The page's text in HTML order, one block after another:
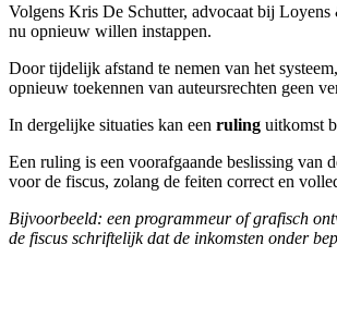
Volgens Kris De Schutter, advocaat bij
nu opnieuw willen instappen.
Door tijdelijk afstand te nemen van het
opnieuw toekennen van auteursrechten geen
In dergelijke situaties kan een ruling uitkomst
Een ruling is een voorafgaande beslissing van
voor de fiscus, zolang de feiten correct en
Bijvoorbeeld: een programmeur of grafisch
de fiscus schriftelijk dat de inkomsten onder